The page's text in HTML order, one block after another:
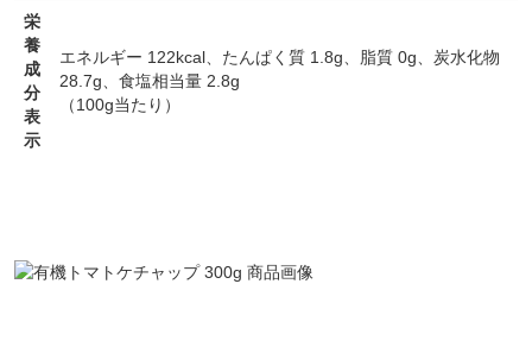
栄
養
成
分
表
示
エネルギー 122kcal、たんぱく質 1.8g、脂質 0g、炭水化物
28.7g、食塩相当量 2.8g
（100g当たり）